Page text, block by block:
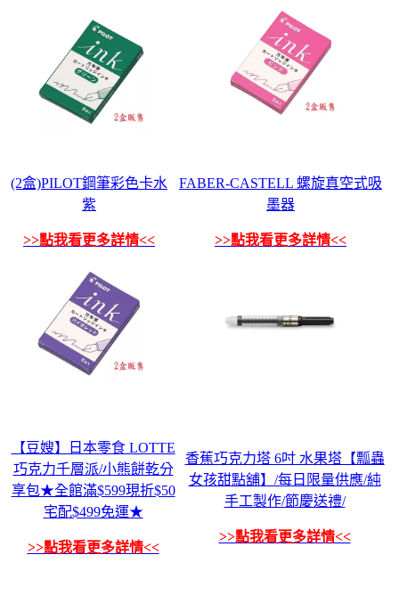
(2盒)PILOT鋼筆彩色卡水
紫
>>點我看更多詳情<<
FABER-CASTELL 螺旋真空式吸
墨器
>>點我看更多詳情<<
【豆嫂】日本零食 LOTTE
巧克力千層派/小熊餅乾分
享包★全館滿$599現折$50
宅配$499免運★
>>點我看更多詳情<<
香蕉巧克力塔 6吋 水果塔【瓢蟲
女孩甜點舖】/每日限量供應/純
手工製作/節慶送禮/
>>點我看更多詳情<<